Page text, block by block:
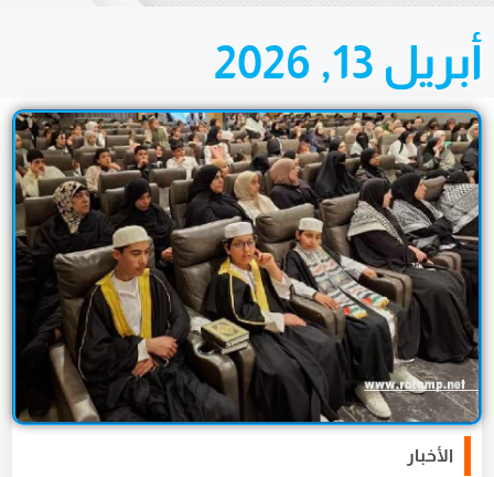
13, 2026
الأخبار